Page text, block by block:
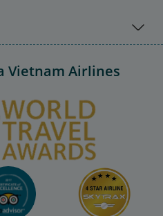
Vietnam Airlines